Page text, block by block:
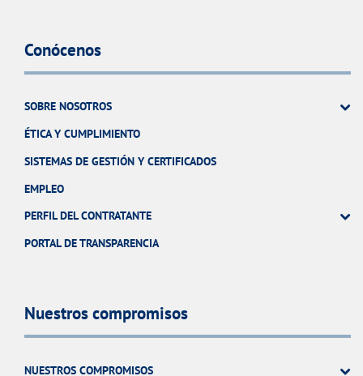
Conócenos
SOBRE NOSOTROS
ÉTICA Y CUMPLIMIENTO
SISTEMAS DE GESTIÓN Y CERTIFICADOS
EMPLEO
PERFIL DEL CONTRATANTE
PORTAL DE TRANSPARENCIA
Nuestros compromisos
NUESTROS COMPROMISOS